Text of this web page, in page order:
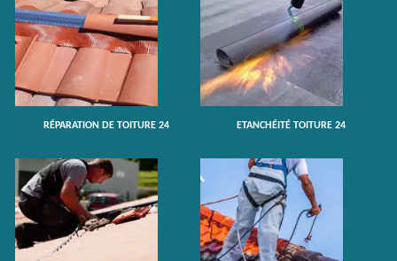
RÉPARATION DE TOITURE 24 ETANCHÉITÉ TOITURE 24